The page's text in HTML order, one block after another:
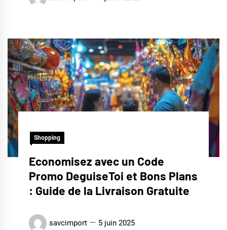
Shopping
Economisez avec un Code
Promo DeguiseToi et Bons Plans
: Guide de la Livraison Gratuite
savcimport 5 juin 2025